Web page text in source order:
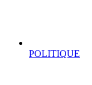
POLITIQUE